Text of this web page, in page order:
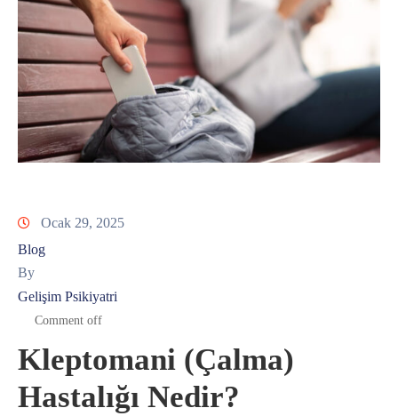
Ocak 29, 2025
Blog
By
Gelişim Psikiyatri
Comment off
Kleptomani (Çalma)
Hastalığı Nedir?